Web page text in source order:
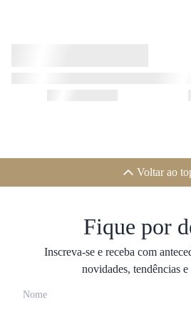
Voltar ao
Fique por
Inscreva-se e receba com
novidades, tendências e